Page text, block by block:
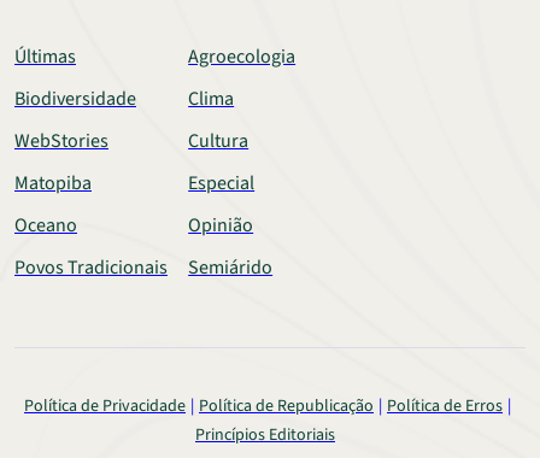
Últimas
Agroecologia
Biodiversidade
Clima
WebStories
Cultura
Matopiba
Especial
Oceano
Opinião
Povos Tradicionais
Semiárido
Política de Privacidade Política de Republicação
Política de Erros
Princípios Editoriais